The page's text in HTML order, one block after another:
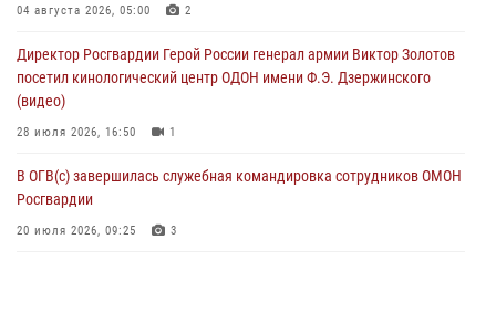
07 августа 2026, 12:37
04 августа 2026, 05:00 2
Директор Росгвардии Герой России генерал армии Виктор Золотов
посетил кинологический центр ОДОН имени Ф.Э. Дзержинского
(видео)
28 июля 2026, 16:50 1
В ОГВ(с) завершилась служебная командировка сотрудников ОМОН
Росгвардии
20 июля 2026, 09:25 3